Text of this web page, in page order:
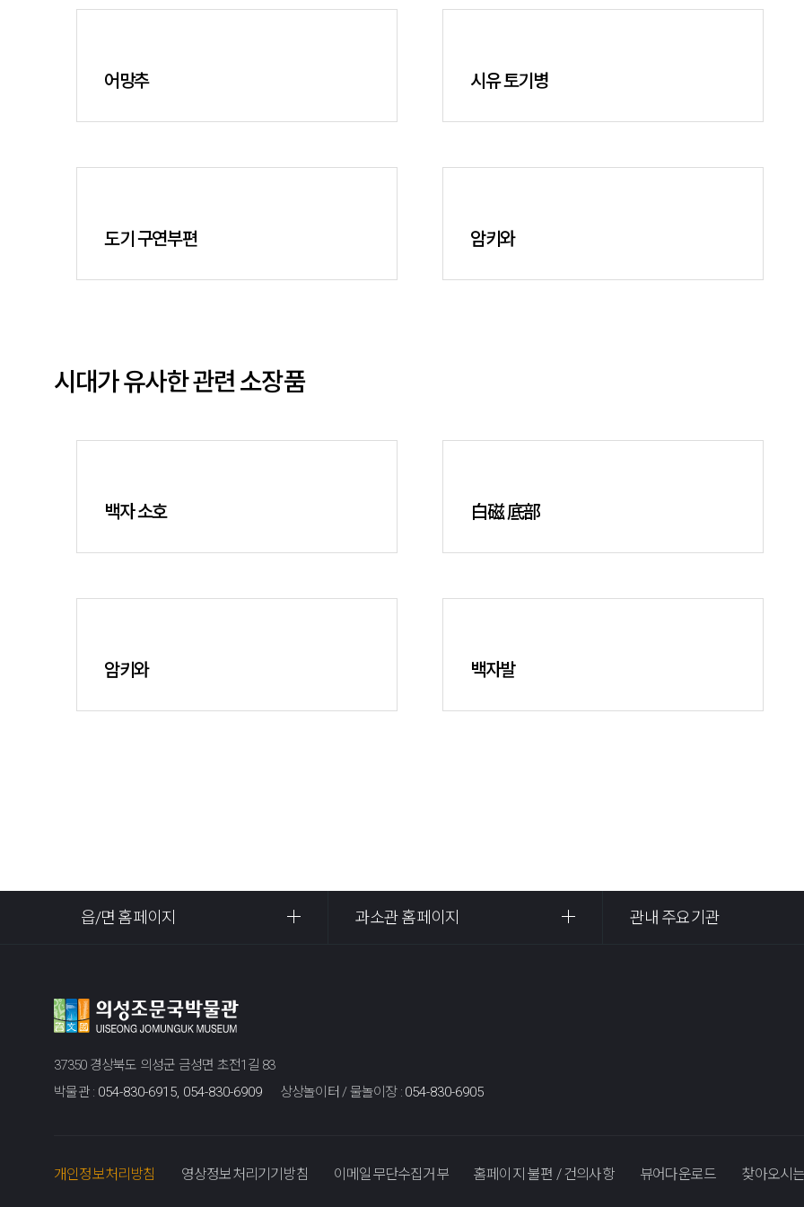
어망추 시유 토기병
도기 구연부편 암키와
시대가 유사한 관련 소장품
백자 소호 白磁 底部
암키와 백자발
읍/면 홈페이지 과소관 홈페이지 관내 주요기관
37350 경상북도 의성군 금성면 초전1길 83
박물관 : 054-830-6915, 054-830-6909 상상놀이터 / 물놀이장 : 054-830-6905
개인정보처리방침 영상정보처리기기방침 이메일무단수집거부 홈페이지 불편 / 건의사항 뷰어다운로드 찾아오시